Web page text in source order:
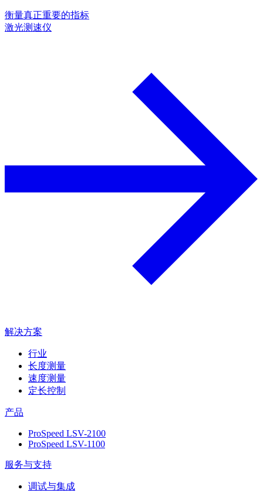
衡量真正重要的指标
激光测速仪
解决方案
行业
长度测量
速度测量
定长控制
产品
ProSpeed LSV-2100
ProSpeed LSV-1100
服务与支持
调试与集成